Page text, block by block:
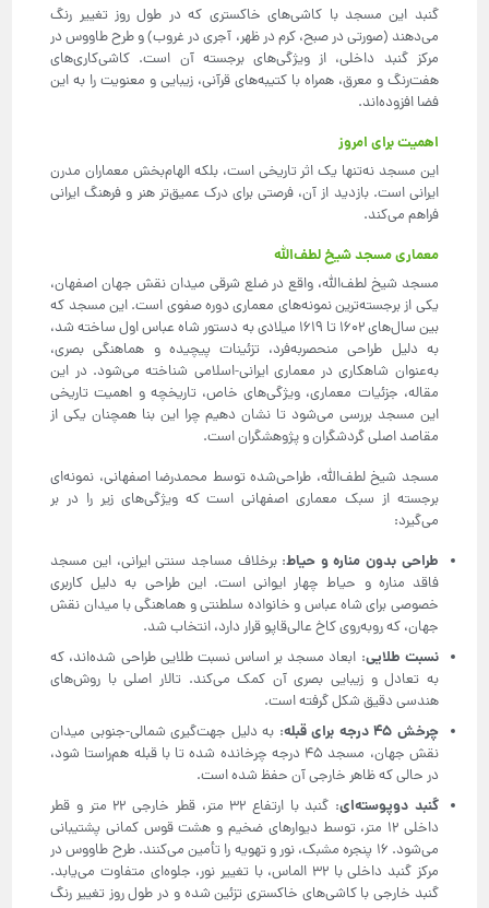
گنبد این مسجد با کاشی‌های خاکستری که در طول روز تغییر رنگ
می‌دهند (صورتی در صبح، کرم در ظهر، آجری در غروب) و طرح طاووس در
مرکز گنبد داخلی، از ویژگی‌های برجسته آن است. کاشی‌کاری‌های
هفت‌رنگ و معرق، همراه با کتیبه‌های قرآنی، زیبایی و معنویت را به این
فضا افزوده‌اند.
اهمیت برای امروز
این مسجد نه‌تنها یک اثر تاریخی است، بلکه الهام‌بخش معماران مدرن
ایرانی است. بازدید از آن، فرصتی برای درک عمیق‌تر هنر و فرهنگ ایرانی
فراهم می‌کند.
معماری مسجد شیخ لطف‌الله
مسجد شیخ لطف‌الله، واقع در ضلع شرقی میدان نقش جهان اصفهان،
یکی از برجسته‌ترین نمونه‌های معماری دوره صفوی است. این مسجد که
بین سال‌های 1602 تا 1619 میلادی به دستور شاه عباس اول ساخته شد،
به دلیل طراحی منحصربه‌فرد، تزئینات پیچیده و هماهنگی بصری،
به‌عنوان شاهکاری در معماری ایرانی-اسلامی شناخته می‌شود. در این
مقاله، جزئیات معماری، ویژگی‌های خاص، تاریخچه و اهمیت تاریخی
این مسجد بررسی می‌شود تا نشان دهیم چرا این بنا همچنان یکی از
مقاصد اصلی گردشگران و پژوهشگران است.
مسجد شیخ لطف‌الله، طراحی‌شده توسط محمدرضا اصفهانی، نمونه‌ای
برجسته از سبک معماری اصفهانی است که ویژگی‌های زیر را در بر
می‌گیرد:
طراحی بدون مناره و حیاط: برخلاف مساجد سنتی ایرانی، این مسجد
فاقد مناره و حیاط چهار ایوانی است. این طراحی به دلیل کاربری
خصوصی برای شاه عباس و خانواده سلطنتی و هماهنگی با میدان نقش
جهان، که روبه‌روی کاخ عالی‌قاپو قرار دارد، انتخاب شد.
نسبت طلایی: ابعاد مسجد بر اساس نسبت طلایی طراحی شده‌اند، که
به تعادل و زیبایی بصری آن کمک می‌کند. تالار اصلی با روش‌های
هندسی دقیق شکل گرفته است.
چرخش 45 درجه برای قبله
: به دلیل جهت‌گیری شمالی-جنوبی میدان
نقش جهان، مسجد 45 درجه چرخانده شده تا با قبله هم‌راستا شود،
در حالی که ظاهر خارجی آن حفظ شده است.
گنبد دوپوسته‌ای
: گنبد با ارتفاع 32 متر، قطر خارجی 22 متر و قطر
داخلی 12 متر، توسط دیوارهای ضخیم و هشت قوس کمانی پشتیبانی
می‌شود. 16 پنجره مشبک، نور و تهویه را تأمین می‌کنند. طرح طاووس در
مرکز گنبد داخلی با 32 الماس، با تغییر نور، جلوه‌ای متفاوت می‌یابد.
گنبد خارجی با کاشی‌های خاکستری تزئین شده و در طول روز تغییر رنگ